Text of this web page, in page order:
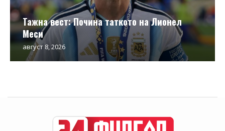
Тажна вест: Почина таткото на Лионел
Меси
август 8, 2026